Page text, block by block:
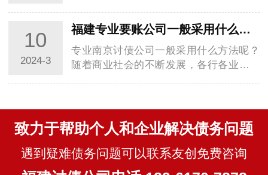
绍无锡讨…
10
2024-3
福建专业要账公司一般采用什么方法帮助债权人呢？
专业南京讨债公司一般采用什么方法呢？
随着商业社会的不断发展，各行各业都面
致力于帮助个人和企业解决债务问题
遇到疑难债务问题可以联系友创免费咨询